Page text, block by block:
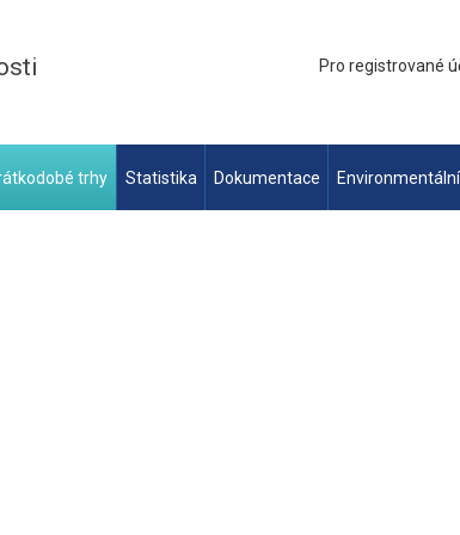
Pro registrované
trhy Statistika Dokumentace